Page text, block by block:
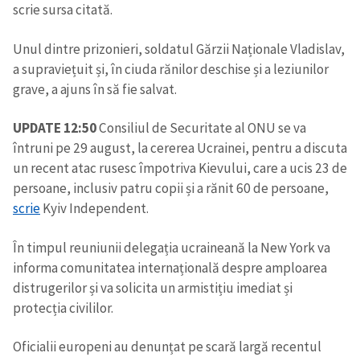
scrie sursa citată.
Unul dintre prizonieri, soldatul Gărzii Naționale Vladislav,
a supraviețuit și, în ciuda rănilor deschise și a leziunilor
grave, a ajuns în să fie salvat.
UPDATE 12:50Consiliul de Securitate al ONU se va
întruni pe 29 august, la cererea Ucrainei, pentru a discuta
un recent atac rusesc împotriva Kievului, care a ucis 23 de
persoane, inclusiv patru copii și a rănit 60 de persoane,
scrieKyiv Independent.
În timpul reuniunii delegația ucraineană la New York va
informa comunitatea internațională despre amploarea
distrugerilor și va solicita un armistițiu imediat și
protecția civililor.
Oficialii europeni au denunțat pe scară largă recentul